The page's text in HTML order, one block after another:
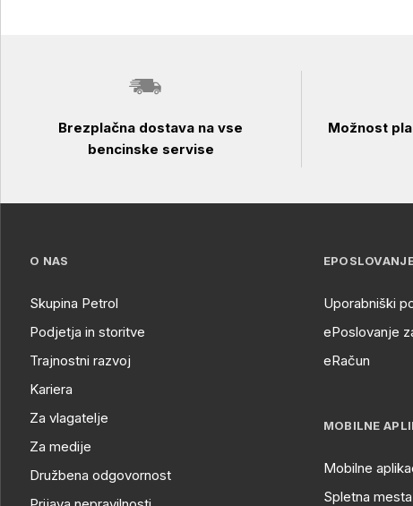
Brezplačna dostava na vse
bencinske servise
Možnost
O NAS
Skupina Petrol
Podjetja in storitve
Trajnostni razvoj
Kariera
Za vlagatelje
Za medije
Družbena odgovornost
Uporabniški
ePoslovanje
eRačun
MOBILNE
Mobilne
Spletna